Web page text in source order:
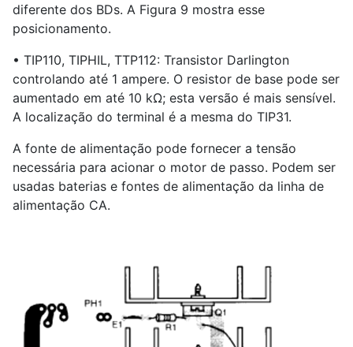
diferente dos BDs. A Figura 9 mostra esse
posicionamento.
• TIP110, TIPHIL, TTP112: Transistor Darlington
controlando até 1 ampere. O resistor de base pode ser
aumentado em até 10 kΩ; esta versão é mais sensível.
A localização do terminal é a mesma do TIP31.
A fonte de alimentação pode fornecer a tensão
necessária para acionar o motor de passo. Podem ser
usadas baterias e fontes de alimentação da linha de
alimentação CA.